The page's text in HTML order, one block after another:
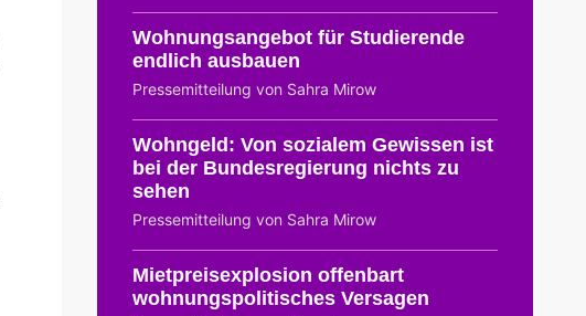
Wohnungsangebot für Studierende
endlich ausbauen
Pressemitteilung von Sahra Mirow
Wohngeld: Von sozialem Gewissen ist
bei der Bundesregierung nichts zu
sehen
Pressemitteilung von Sahra Mirow
Mietpreisexplosion offenbart
wohnungspolitisches Versagen